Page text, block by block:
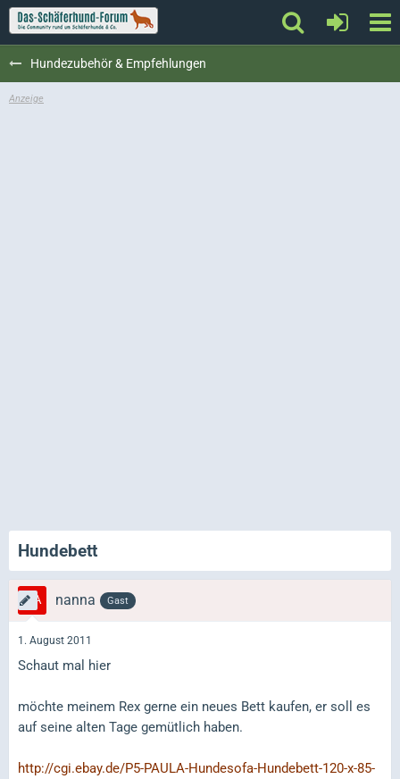
Hundezubehör & Empfehlungen
Hundebett
nanna Gast
1. August 2011
Schaut mal hier
möchte meinem Rex gerne ein neues Bett kaufen, er soll es
auf seine alten Tage gemütlich haben.
http://cgi.ebay.de/P5-PAULA-Hundesofa-Hundebett-120-x-85-